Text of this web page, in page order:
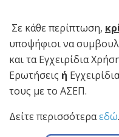
Σε κάθε περίπτωση,
υποψήφιοι να
και τα Εγχειρίδια
Ερωτήσεις ή
τους με το ΑΣΕΠ.
Δείτε περισσότεραεδώ.